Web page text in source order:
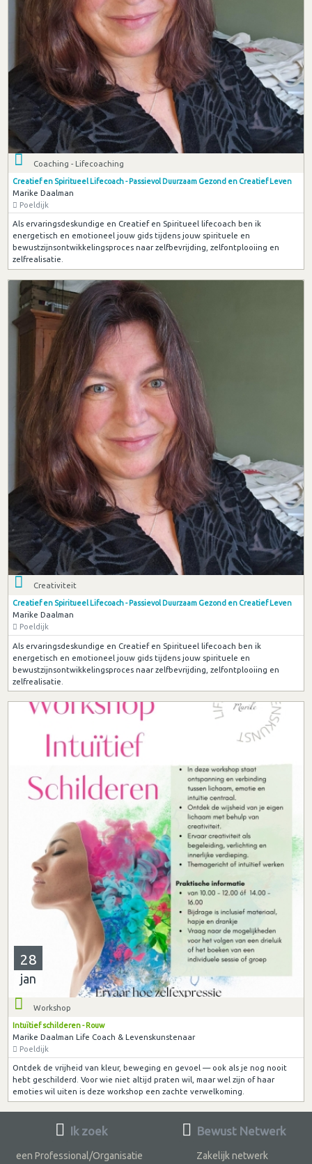
Coaching - Lifecoaching
Creatief en Spiritueel Lifecoach - Passievol Duurzaam Gezond en Creatief Leven
Marike Daalman
Poeldijk
Als ervaringsdeskundige en Creatief en Spiritueel lifecoach ben ik
energetisch en emotioneel jouw gids tijdens jouw spirituele en
bewustzijnsontwikkelingsproces naar zelfbevrijding, zelfontplooiing en
zelfrealisatie.
Creativiteit
Creatief en Spiritueel Lifecoach - Passievol Duurzaam Gezond en Creatief Leven
Marike Daalman
Poeldijk
Als ervaringsdeskundige en Creatief en Spiritueel lifecoach ben ik
energetisch en emotioneel jouw gids tijdens jouw spirituele en
bewustzijnsontwikkelingsproces naar zelfbevrijding, zelfontplooiing en
zelfrealisatie.
28
jan
Workshop
Intuïtief schilderen - Rouw
Marike Daalman Life Coach & Levenskunstenaar
Poeldijk
Ontdek de vrijheid van kleur, beweging en gevoel — ook als je nog nooit
hebt geschilderd. Voor wie niet altijd praten wil, maar wel zijn of haar
emoties wil uiten is deze workshop een zachte verwelkoming.
Ik zoek
een Professional/Organisatie
Bewust Netwerk
Zakelijk netwerk